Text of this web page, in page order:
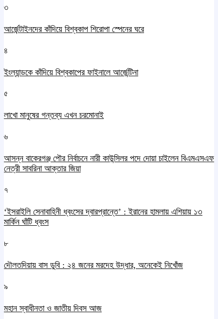
৩
আর্জেন্টাইনদের কাঁদিয়ে বিশ্বকাপ শিরোপা স্পেনের ঘরে
৪
ইংল্যান্ডকে কাঁদিয়ে বিশ্বকাপের ফাইনালে আর্জেন্টিনা
৫
লাখো মানুষের গন্তব্য এখন চরমোনাই
৬
আসন্ন বাকেরগঞ্জ পৌর নির্বাচনে নারী কাউন্সিলর পদে দোয়া চাইলেন বিএমএসএফ
নেত্রী সাবরিনা আক্তার জিয়া
৭
‘ইসরাইলি সেনাবাহিনী ধ্বংসের দ্বারপ্রান্তে’ : ইরানের হামলায় এশিয়ায় ১৩
মার্কিন ঘাঁটি ধ্বংস
৮
দৌলতদিয়ায় বাস ডুবি : ২৪ জনের মরদেহ উদ্ধার, অনেকেই নিখোঁজ
৯
মহান স্বাধীনতা ও জাতীয় দিবস আজ